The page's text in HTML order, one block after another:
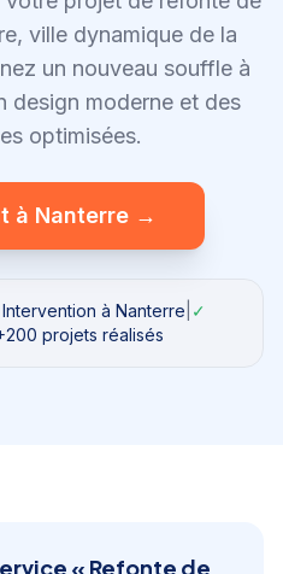
, ville dynamique de la
un nouveau souffle à
design moderne et des
optimisées.
à Nanterre→
Intervention à Nanterre ✓
projets réalisés
« Refonte de